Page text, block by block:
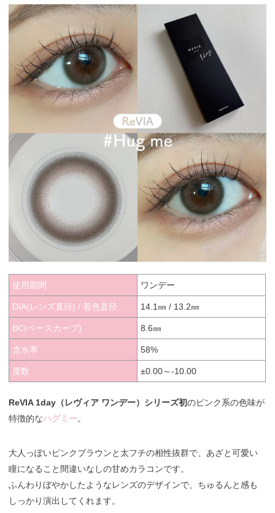
使用期間 ワンデー
DIA(レンズ直径) / 着色直径 14.1㎜ / 13.2㎜
BC(ベースカーブ) 8.6㎜
含水率 58%
度数 ±0.00～-10.00
ReVIA 1day（レヴィア ワンデー）シリーズ初のピンク系の色味が
特徴的なハグミー。
大人っぽいピンクブラウンと太フチの相性抜群で、あざと可愛い
瞳になること間違いなしの甘めカラコンです。
ふんわりぼやかしたようなレンズのデザインで、ちゅるんと感も
しっかり演出してくれます。